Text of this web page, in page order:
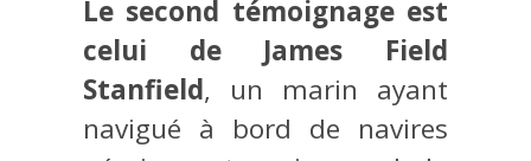
Le second témoignage est
celui de James Field
Stanfield, un marin ayant
navigué à bord de navires